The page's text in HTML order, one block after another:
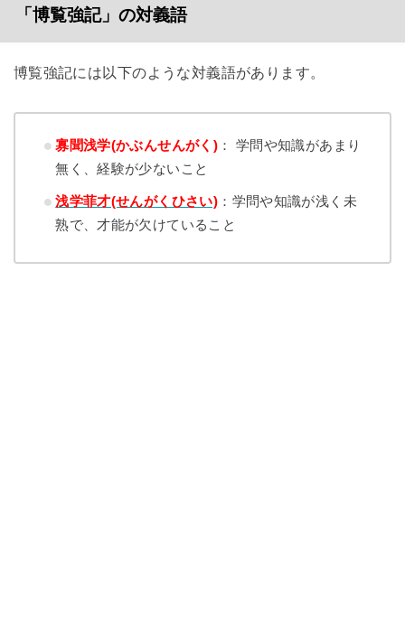
「博覧強記」の対義語
博覧強記には以下のような対義語があります。
寡聞浅学(かぶんせんがく) ： 学問や知識があまり
無く、経験が少ないこと
浅学菲才(せんがくひさい) ：学問や知識が浅く未
熟で、才能が欠けていること